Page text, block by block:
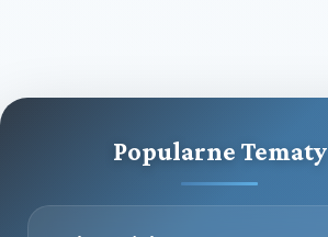
Popularne Tematy